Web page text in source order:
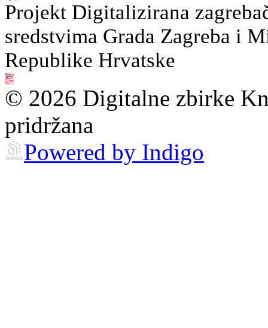
Projekt Digitalizirana
sredstvima Grada Zagreba i
Republike Hrvatske
© 2026 Digitalne zbirke
pridržana
Powered by Indigo